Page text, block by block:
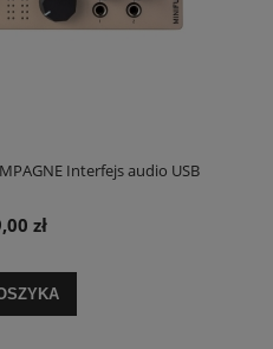
Interfejs audio USB
zł